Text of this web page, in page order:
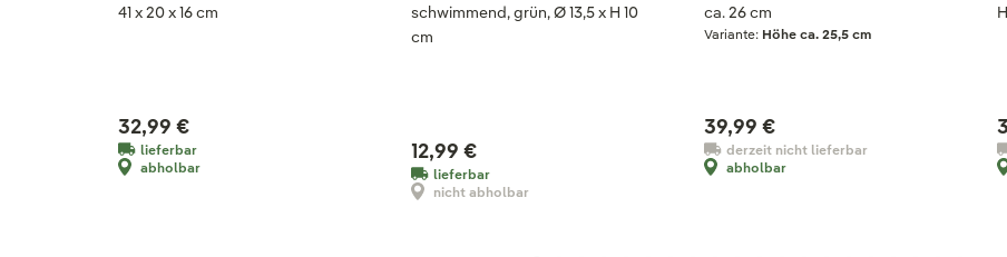
41 x 20 x 16 cm
32,99 €
lieferbar
abholbar
schwimmend, grün, Ø 13,5 x H 10
cm
12,99 €
lieferbar
nicht abholbar
ca. 26 cm
Variante: Höhe ca. 25,5 cm
39,99 €
derzeit nicht lieferbar
abholbar